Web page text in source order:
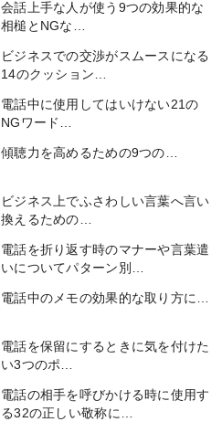
会話上手な人が使う9つの効果的な
相槌とNGな…
ビジネスでの交渉がスムースになる
14のクッション…
電話中に使用してはいけない21の
NGワード…
傾聴力を高めるための9つの…
ビジネス上でふさわしい言葉へ言い
換えるための…
電話を折り返す時のマナーや言葉遣
いについてパターン別…
電話中のメモの効果的な取り方に…
電話を保留にするときに気を付けた
い3つのポ…
電話の相手を呼びかける時に使用す
る32の正しい敬称に…